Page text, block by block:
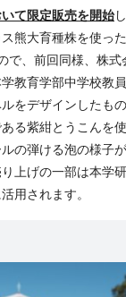
て限定販売を開始
熊大育種株を使っ
で、前回同様、株
教育学部中学校教
をデザインしたも
る紫紺とうこんを
の弾ける泡の様子
上げの一部は本学
用されます。